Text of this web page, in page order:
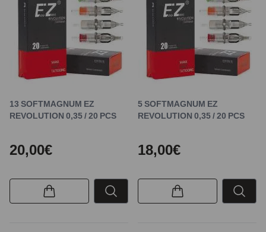
13 SOFTMAGNUM EZ
REVOLUTION 0,35 / 20 PCS
20,00€
5 SOFTMAGNUM EZ
REVOLUTION 0,35 / 20 PCS
18,00€